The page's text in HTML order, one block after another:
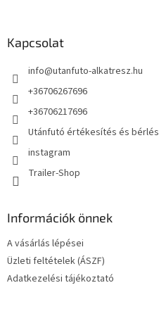
Kapcsolat
info@utanfuto-alkatresz.hu
+36706267696
+36706217696
Utánfutó értékesítés és bérlés
instagram
Trailer-Shop
Információk önnek
A vásárlás lépései
Üzleti feltételek (ÁSZF)
Adatkezelési tájékoztató